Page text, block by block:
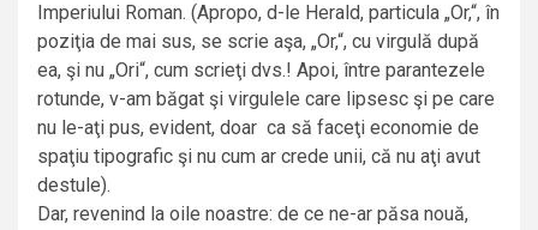
Imperiului Roman. (Apropo, d-le Herald, particula „Or,“, în
poziţia de mai sus, se scrie aşa, „Or,“, cu virgulă după
ea, şi nu „Ori“, cum scrieţi dvs.! Apoi, între parantezele
rotunde, v-am băgat şi virgulele care lipsesc şi pe care
nu le-aţi pus, evident, doar ca să faceţi economie de
spaţiu tipografic şi nu cum ar crede unii, că nu aţi avut
destule).
Dar, revenind la oile noastre: de ce ne-ar păsa nouă,